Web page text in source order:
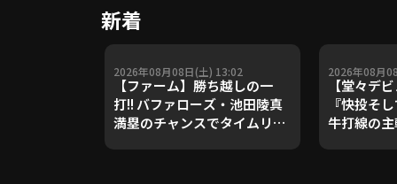
新着
2026年08月08日(土) 13:02
【ファーム】勝ち越しの一
打!! バファローズ・池田陵真
満塁のチャンスでタイムリー
2026年08月
【堂々デ
『快投そ
牛打線の